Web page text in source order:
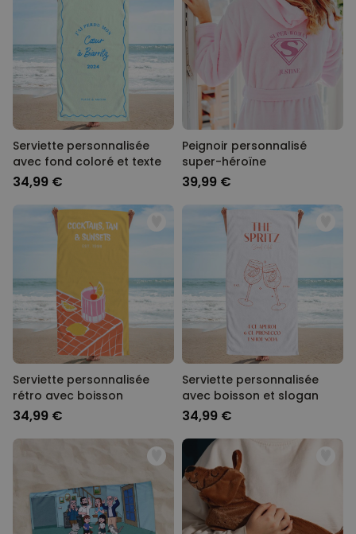
Serviette personnalisée
avec fond coloré et texte
34,99 €
Peignoir personnalisé
super-héroïne
39,99 €
Serviette personnalisée
rétro avec boisson
34,99 €
Serviette personnalisée
avec boisson et slogan
34,99 €